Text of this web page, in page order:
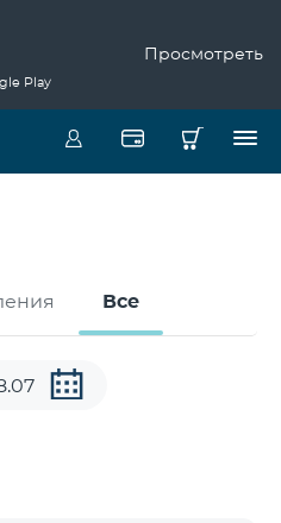
Play
Просмотреть
Все